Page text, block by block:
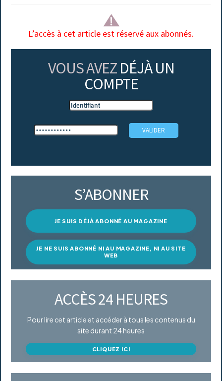
L’accès à cet article est réservé aux abonnés.
VOUS AVEZ DÉJÀ UN
COMPTE
S’ABONNER
JE SUIS DÉJÀ ABONNÉ AU MAGAZINE
JE NE SUIS ABONNÉ NI AU MAGAZINE, NI AU SITE
WEB
ACCÈS 24 HEURES
Pour lire cet article et accéder à tous les contenus du
site durant 24 heures
CLIQUEZ ICI